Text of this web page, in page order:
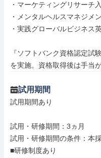
・マーケティングリサーチ
・メンタルヘルスマネジメン
・実践グローバルビジネス
『ソフトバンク資格認定
を実施。資格取得後は手当
試用期間
試用期間あり
試用・研修期間：3ヵ月
試用・研修期間の条件：本
■研修制度あり